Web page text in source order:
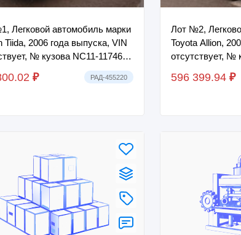
Легковой автомобиль марки
Tiida, 2006 года выпуска, VIN
№ кузова NC11-117464,
серый, ГРЗ M514MT14, ПТС
₽ РАД-455220
Лот №2,
Toyota Allion,
отсутствует, №
0090875, цвет
П...
596 399.94 ₽